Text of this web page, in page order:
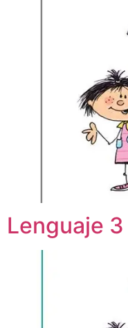
Lenguaje 3